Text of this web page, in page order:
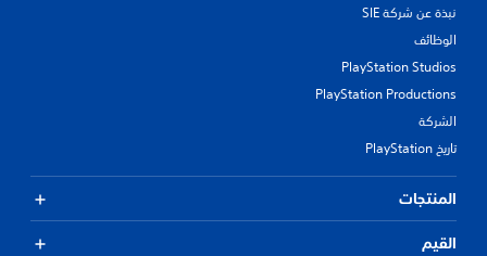
نبذة عن شركة SIE
الوظائف
PlayStation Studios
PlayStation Productions
الشركة
تاريخ PlayStation
المنتجات
القيم